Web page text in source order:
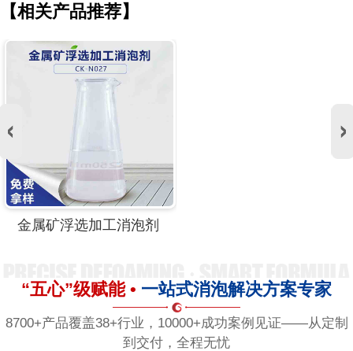
【相关产品推荐】
金属矿浮选加工消泡剂
“五心”级赋能 • 一站式消泡解决方案专家
8700+产品覆盖38+行业，10000+成功案例见证——从定制
到交付，全程无忧